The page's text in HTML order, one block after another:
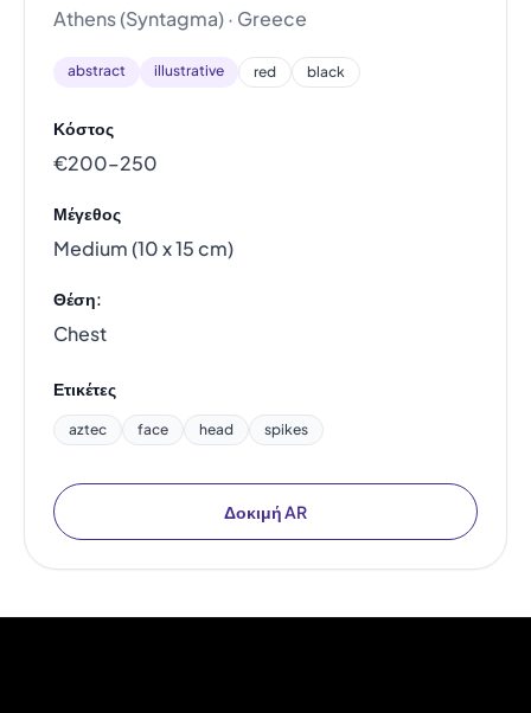
Athens (Syntagma) · Greece
abstract illustrative red black
Κόστος
€200–250
Μέγεθος
Medium (10 x 15 cm)
Θέση:
Chest
Ετικέτες
aztec face head spikes
Δοκιμή AR